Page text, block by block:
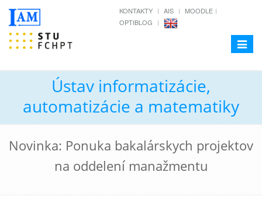
KONTAKTY AIS
MOODLE
OPTIBLOG
Toggle
Ústav informatizácie,
automatizácie a matematiky
Novinka: Ponuka bakalárskych projektov
na oddelení manažmentu